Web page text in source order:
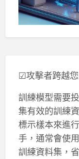
☑攻擊者跨越
訓練模型需要
集有效的訓練
標示樣本來進
手，通常會使
訓練資料集，